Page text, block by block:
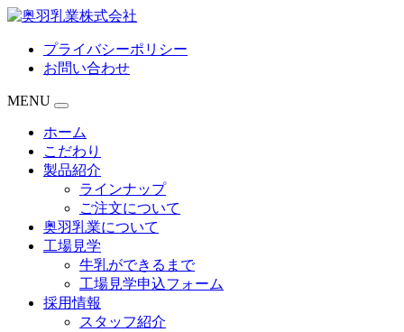
プライバシーポリシー
お問い合わせ
MENU
ホーム
こだわり
製品紹介
ラインナップ
ご注文について
奥羽乳業について
工場見学
牛乳ができるまで
工場見学申込フォーム
採用情報
スタッフ紹介